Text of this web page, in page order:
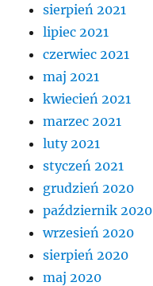
sierpień 2021
lipiec 2021
czerwiec 2021
maj 2021
kwiecień 2021
marzec 2021
luty 2021
styczeń 2021
grudzień 2020
październik 2020
wrzesień 2020
sierpień 2020
maj 2020